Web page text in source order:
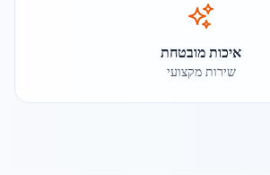
איכות מובטחת
שירות מקצועי